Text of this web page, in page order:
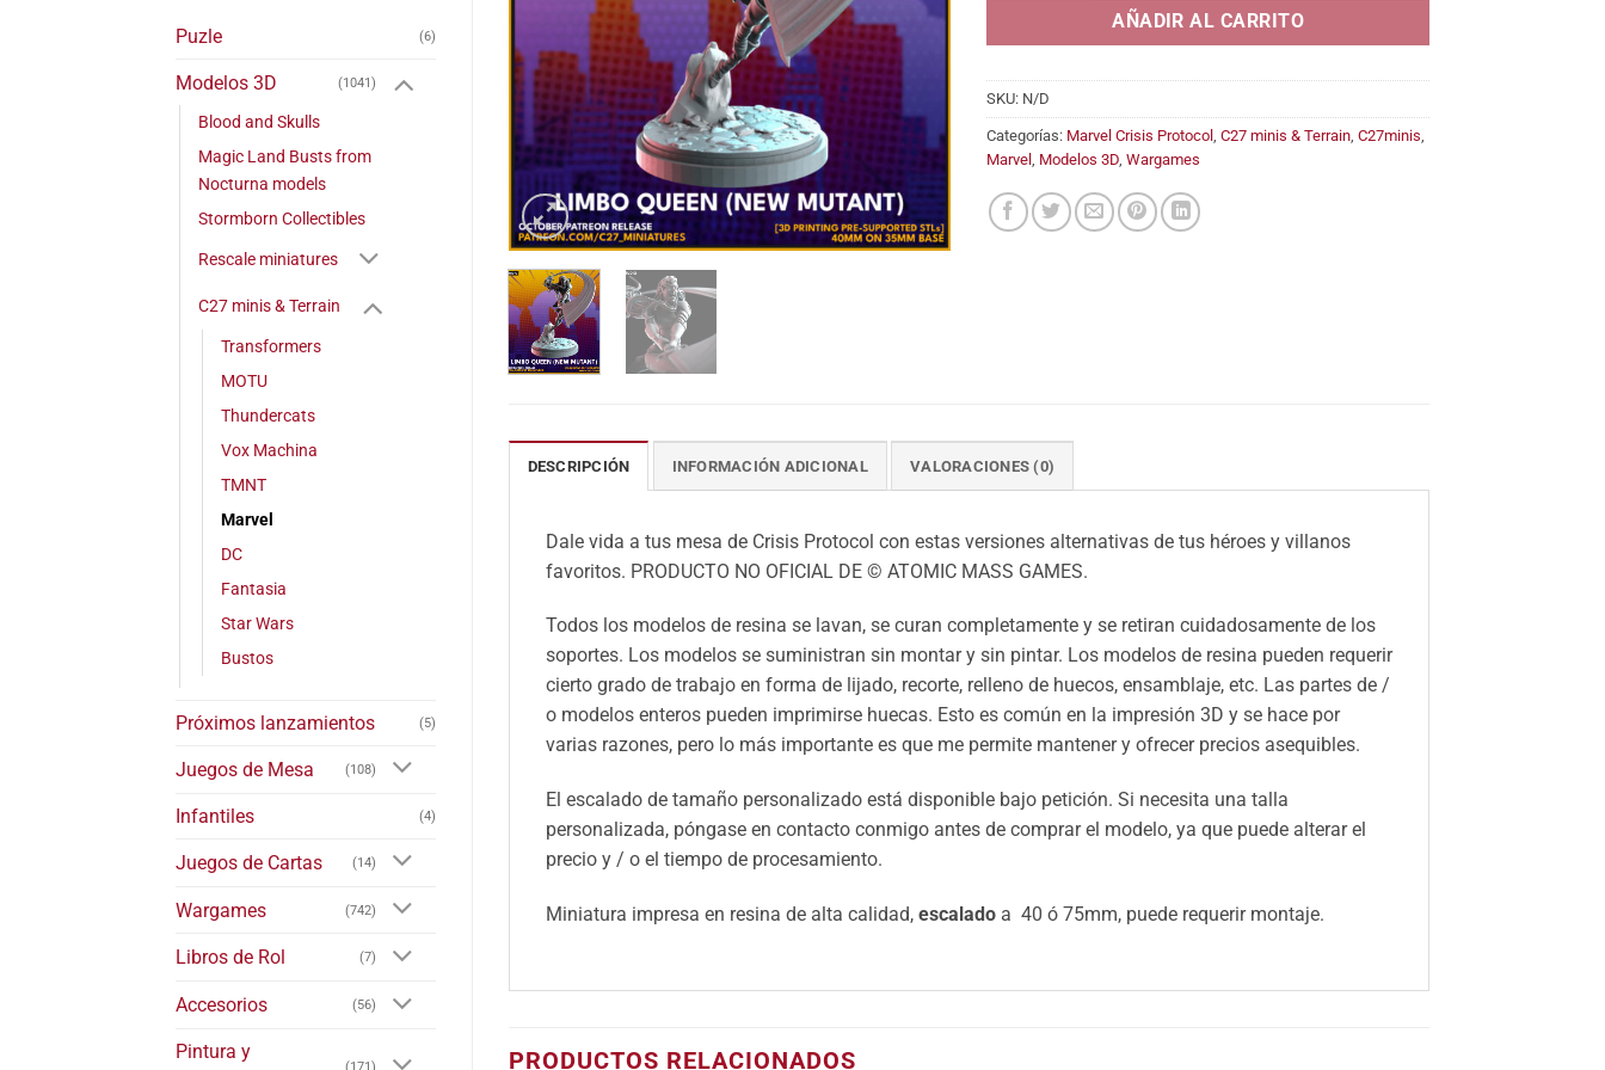
Puzle (6)
Modelos 3D (1041)
Blood and Skulls
Magic Land Busts from
Nocturna models
Stormborn Collectibles
Rescale miniatures
C27 minis & Terrain
Transformers
MOTU
Thundercats
Vox Machina
TMNT
Marvel
DC
Fantasia
Star Wars
Bustos
Próximos lanzamientos (5)
Juegos de Mesa (108)
Infantiles (4)
Juegos de Cartas (14)
Wargames (742)
Libros de Rol (7)
Accesorios (56)
Pintura y
(171)
14,95€
AÑADIR AL CARRITO
SKU: N/D
Categorías: Marvel Crisis Protocol ,C27 minis & Terrain ,C27minis
Marvel Modelos 3D ,Wargames
DESCRIPCIÓN INFORMACIÓN ADICIONAL VALORACIONES (0)
Dale vida a tus mesa de Crisis Protocol con estas versiones alternativas de tus héroes y villanos
favoritos. PRODUCTO NO OFICIAL DE © ATOMIC MASS GAMES.
Todos los modelos de resina se lavan, se curan completamente y se retiran cuidadosamente de los
soportes. Los modelos se suministran sin montar y sin pintar. Los modelos de resina pueden requerir
cierto grado de trabajo en forma de lijado, recorte, relleno de huecos, ensamblaje, etc. Las partes de /
o modelos enteros pueden imprimirse huecas. Esto es común en la impresión 3D y se hace por
varias razones, pero lo más importante es que me permite mantener y ofrecer precios asequibles.
El escalado de tamaño personalizado está disponible bajo petición. Si necesita una talla
personalizada, póngase en contacto conmigo antes de comprar el modelo, ya que puede alterar el
precio y / o el tiempo de procesamiento.
Miniatura impresa en resina de alta calidad, escaladoa 40 ó 75mm, puede requerir montaje.
PRODUCTOS RELACIONADOS